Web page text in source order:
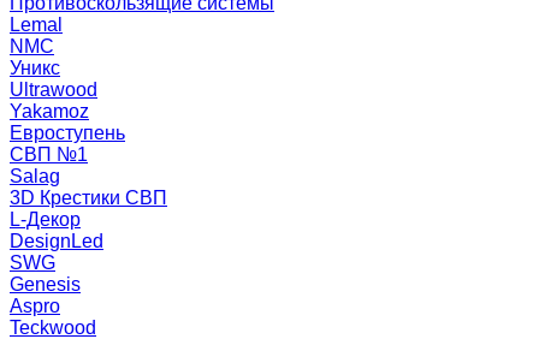
Lemal
NMC
Уникс
Ultrawood
Yakamoz
Евроступень
СВП №1
Salag
3D Крестики СВП
L-Декор
DesignLed
SWG
Genesis
Aspro
Teckwood